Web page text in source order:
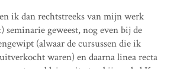
ik dan rechtstreeks van mijn werk
seminarie geweest, nog even bij de
(alwaar de cursussen die ik
waren) en daarna linea recta